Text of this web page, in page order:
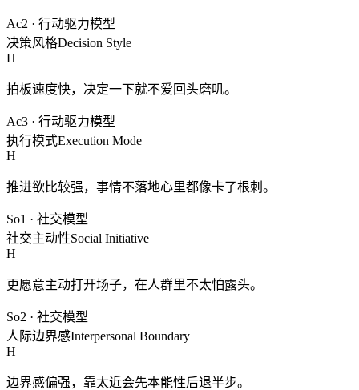
Ac2 · 行动驱力模型
决策风格Decision Style
H
拍板速度快，决定一下就不爱回头磨叽。
Ac3 · 行动驱力模型
执行模式Execution Mode
H
推进欲比较强，事情不落地心里都像卡了根刺。
So1 · 社交模型
社交主动性Social Initiative
H
更愿意主动打开场子，在人群里不太怕露头。
So2 · 社交模型
人际边界感Interpersonal Boundary
H
边界感偏强，靠太近会先本能性后退半步。